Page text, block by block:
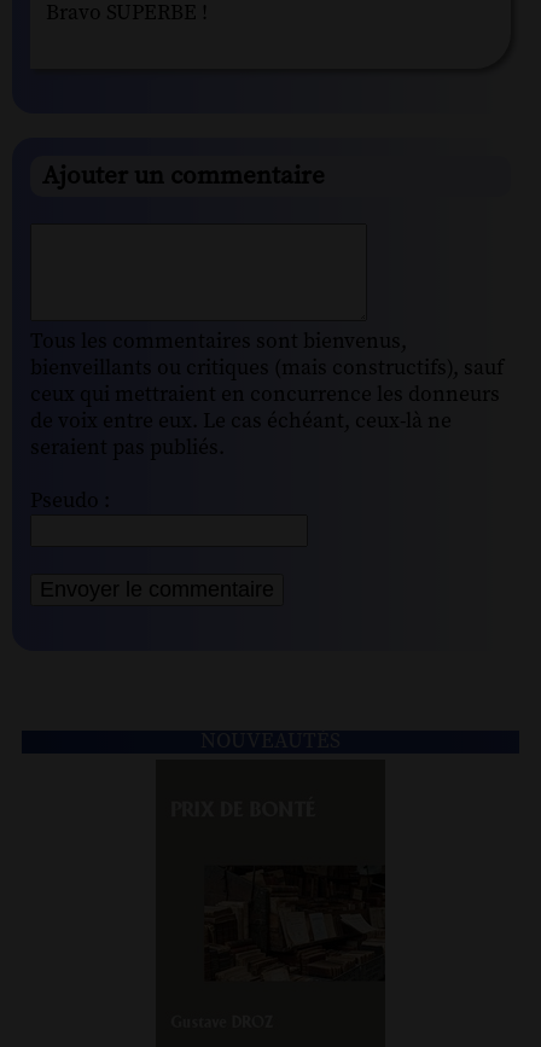
Bravo SUPERBE !
Ajouter un commentaire
Tous les commentaires sont bienvenus,
bienveillants ou critiques (mais constructifs), sauf
ceux qui mettraient en concurrence les donneurs
de voix entre eux. Le cas échéant, ceux-là ne
seraient pas publiés.
Pseudo :